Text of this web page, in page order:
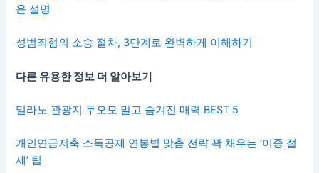
운 설명
성범죄혐의 소송 절차, 3단계로 완벽하게 이해하기
다른 유용한 정보 더 알아보기
밀라노 관광지 두오모 말고 숨겨진 매력 BEST 5
개인연금저축 소득공제 연봉별 맞춤 전략 꽉 채우는 ‘이중 절
세’ 팁